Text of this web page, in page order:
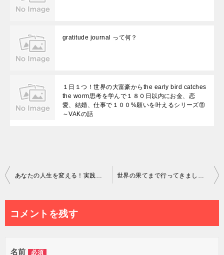
gratitude journal って何？
１日１つ！世界の大富豪からthe early bird catches
the worm思考を学んで１８０日以内にお金、恋
愛、結婚、仕事で１００%願いを叶えるシリーズ⑪
～VAKの話
投
ナ
ビ
ゲ
あなたの人生を変える！実践してわかった超効果的な「英語学習の朝活を続ける」ための５つの裏技とは？ 世界の果てまで行ってきました～アフリカの近くのTenerife諸島～
コメントを残す
名前 必須